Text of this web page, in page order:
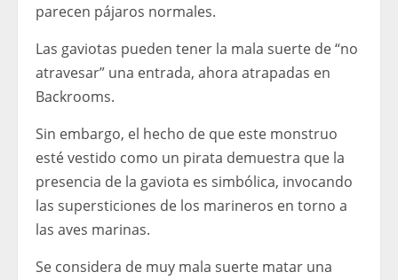
parecen pájaros normales.
Las gaviotas pueden tener la mala suerte de “no
atravesar” una entrada, ahora atrapadas en
Backrooms.
Sin embargo, el hecho de que este monstruo
esté vestido como un pirata demuestra que la
presencia de la gaviota es simbólica, invocando
las supersticiones de los marineros en torno a
las aves marinas.
Se considera de muy mala suerte matar una